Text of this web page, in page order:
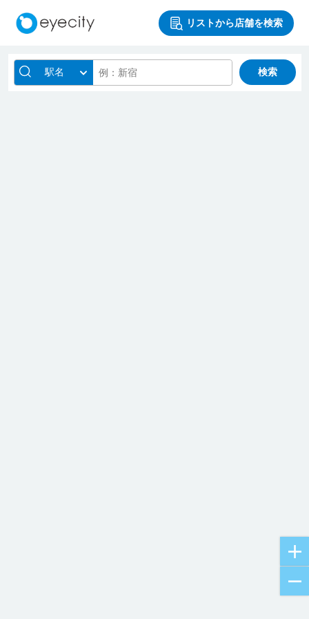
リストから店舗を検索
駅名 検索